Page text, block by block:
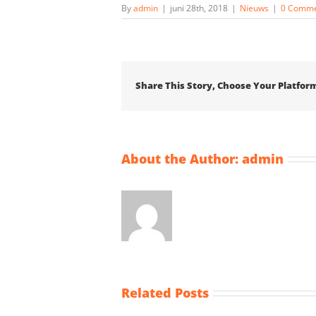
Byadmin | juni 28th, 2018 | Nieuws | 0
Share This Story, Choose Your
About the Author: admin
Related Posts